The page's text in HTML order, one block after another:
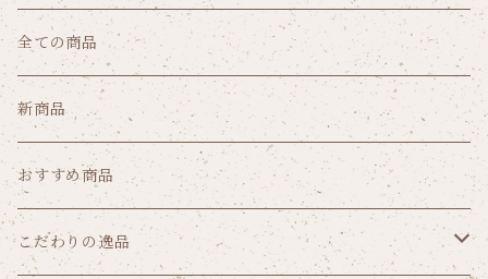
全ての商品
新商品
おすすめ商品
こだわりの逸品